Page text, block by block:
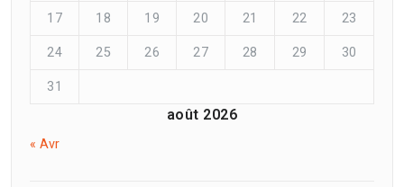
août 2026
17 18 19 20 21 22 23
24 25 26 27 28 29 30
31
« Avr